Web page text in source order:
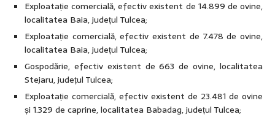
Exploatație comercială, efectiv existent de 14.899 de ovine,
localitatea Baia, județul Tulcea;
Exploatație comercială, efectiv existent de 7.478 de ovine,
localitatea Baia, județul Tulcea;
Gospodărie, efectiv existent de 663 de ovine, localitatea
Stejaru, județul Tulcea;
Exploatație comercială, efectiv existent de 23.481 de ovine
și 1.329 de caprine, localitatea Babadag, județul Tulcea;